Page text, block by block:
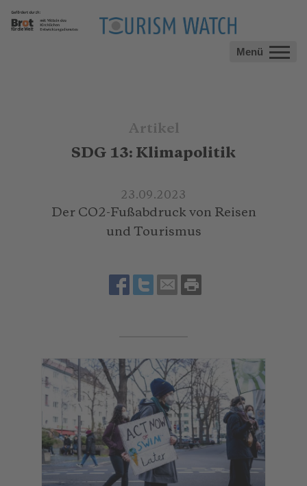
Menü
Artikel
SDG 13: Klimapolitik
23.09.2023
Der CO2-Fußabdruck von Reisen
und Tourismus